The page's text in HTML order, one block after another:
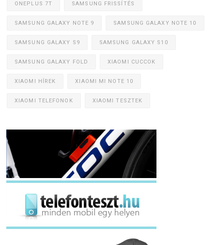
ONEPLUS 7T SAMSUNG FRISSÍTÉS
SAMSUNG GALAXY NOTE 9 SAMSUNG GALAXY NOTE 10
SAMSUNG GALAXY S9 SAMSUNG GALAXY S10
SAMSUNG GALAXY FOLD XIAOMI CUCCOK
XIAOMI HÍREK XIAOMI MI NOTE 10
XIAOMI TELEFONOK XIAOMI TESZTEK